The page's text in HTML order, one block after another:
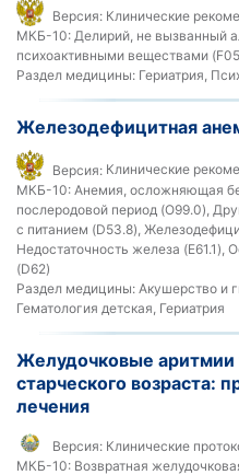
Версия: Клинические
МКБ-10: Делирий, не вызванный
психоактивными веществами
Раздел медицины: Гериатрия,
Железодефицитная
Версия: Клинические
МКБ-10: Анемия, осложняющая
послеродовой период (O99.0),
с питанием (D53.8),
Недостаточность железа (E61.1),
(D62)
Раздел медицины: Акушерство и
Гематология детская, Гериатрия
Желудочковые аритмии
старческого возраста:
лечения
Версия: Клинические
МКБ-10: Возвратная